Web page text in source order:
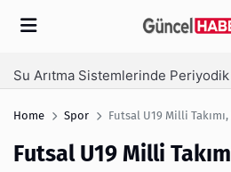
Home Spor Futsal U19 Milli
Futsal U19 Milli